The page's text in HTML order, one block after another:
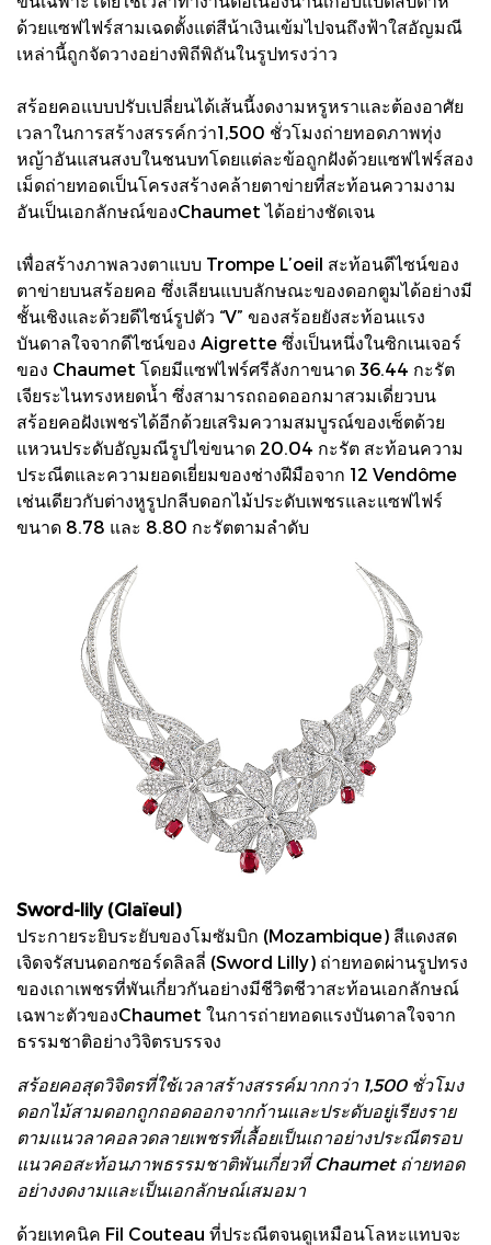
ด้วยแซฟไฟร์สามเฉดตั้งแต่สีน้าเงินเข้มไปจนถึงฟ้าใสอัญมณี
เหล่านี้ถูกจัดวางอย่างพิถีพิถันในรูปทรงว่าว
สร้อยคอแบบปรับเปลี่ยนได้เส้นนี้งดงามหรูหราและต้องอาศัย
เวลาในการสร้างสรรค์กว่า1,500 ชั่วโมงถ่ายทอดภาพทุ่ง
หญ้าอันแสนสงบในชนบทโดยแต่ละข้อถูกฝังด้วยแซฟไฟร์สอง
เม็ดถ่ายทอดเป็นโครงสร้างคล้ายตาข่ายที่สะท้อนความงาม
อันเป็นเอกลักษณ์ของChaumet ได้อย่างชัดเจน
เพื่อสร้างภาพลวงตาแบบ Trompe L’oeil สะท้อนดีไซน์ของ
ตาข่ายบนสร้อยคอ ซึ่งเลียนแบบลักษณะของดอกตูมได้อย่างมี
ชั้นเชิงและด้วยดีไซน์รูปตัว “V” ของสร้อยยังสะท้อนแรง
บันดาลใจจากดีไซน์ของ Aigrette ซึ่งเป็นหนึ่งในซิกเนเจอร์
ของ Chaumet โดยมีแซฟไฟร์ศรีลังกาขนาด 36.44 กะรัต
เจียระไนทรงหยดน้ำ ซึ่งสามารถถอดออกมาสวมเดี่ยวบน
สร้อยคอฝังเพชรได้อีกด้วยเสริมความสมบูรณ์ของเซ็ตด้วย
แหวนประดับอัญมณีรูปไข่ขนาด 20.04 กะรัต สะท้อนความ
ประณีตและความยอดเยี่ยมของช่างฝีมือจาก 12 Vendôme
เช่นเดียวกับต่างหูรูปกลีบดอกไม้ประดับเพชรและแซฟไฟร์
ขนาด 8.78 และ 8.80 กะรัตตามลำดับ
Sword-lily (Glaïeul)
ประกายระยิบระยับของโมซัมบิก (Mozambique) สีแดงสด
เจิดจรัสบนดอกซอร์ดลิลลี่ (Sword Lilly) ถ่ายทอดผ่านรูปทรง
ของเถาเพชรที่พันเกี่ยวกันอย่างมีชีวิตชีวาสะท้อนเอกลักษณ์
เฉพาะตัวของChaumet ในการถ่ายทอดแรงบันดาลใจจาก
ธรรมชาติอย่างวิจิตรบรรจง
สร้อยคอสุดวิจิตรที่ใช้เวลาสร้างสรรค์มากกว่า 1,500 ชั่วโมง
ดอกไม้สามดอกถูกถอดออกจากก้านและประดับอยู่เรียงราย
ตามแนวลาคอลวดลายเพชรที่เลื้อยเป็นเถาอย่างประณีตรอบ
แนวคอสะท้อนภาพธรรมชาติพันเกี่ยวที่ Chaumet ถ่ายทอด
อย่างงดงามและเป็นเอกลักษณ์เสมอมา
ด้วยเทคนิค Fil Couteau ที่ประณีตจนดูเหมือนโลหะแทบจะ